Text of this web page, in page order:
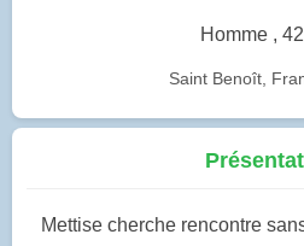
Homme ,
Saint Benoît,
Mettise cherche rencontre